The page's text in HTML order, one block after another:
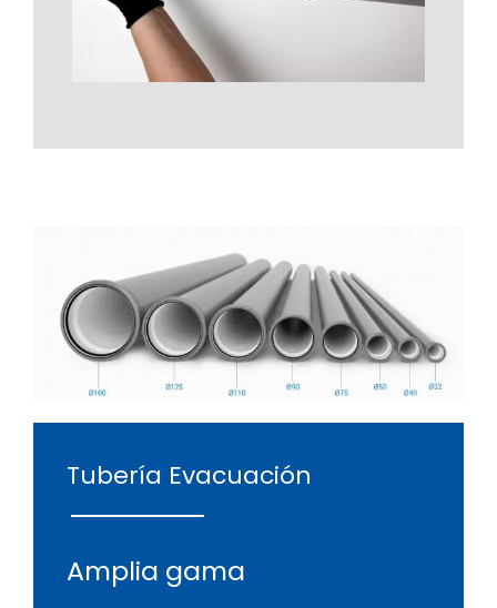
Tubería Evacuación
Amplia gama